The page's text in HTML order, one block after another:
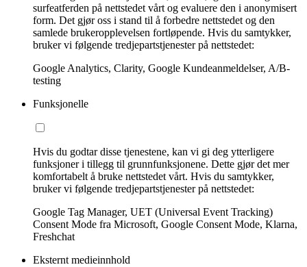
surfeatferden på nettstedet vårt og evaluere den i anonymisert
form. Det gjør oss i stand til å forbedre nettstedet og den
samlede brukeropplevelsen fortløpende. Hvis du samtykker,
bruker vi følgende tredjepartstjenester på nettstedet:
Google Analytics, Clarity, Google Kundeanmeldelser, A/B-
testing
Funksjonelle
Hvis du godtar disse tjenestene, kan vi gi deg ytterligere
funksjoner i tillegg til grunnfunksjonene. Dette gjør det mer
komfortabelt å bruke nettstedet vårt. Hvis du samtykker,
bruker vi følgende tredjepartstjenester på nettstedet:
Google Tag Manager, UET (Universal Event Tracking)
Consent Mode fra Microsoft, Google Consent Mode, Klarna,
Freshchat
Eksternt medieinnhold